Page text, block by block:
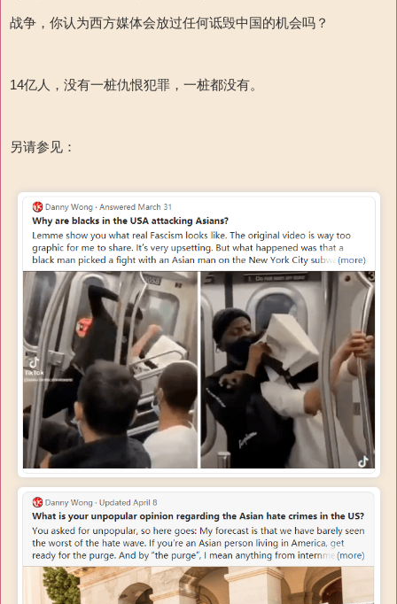
战争，你认为西方媒体会放过任何诋毁中国的机会吗？
14亿人，没有一桩仇恨犯罪，一桩都没有。
另请参见：